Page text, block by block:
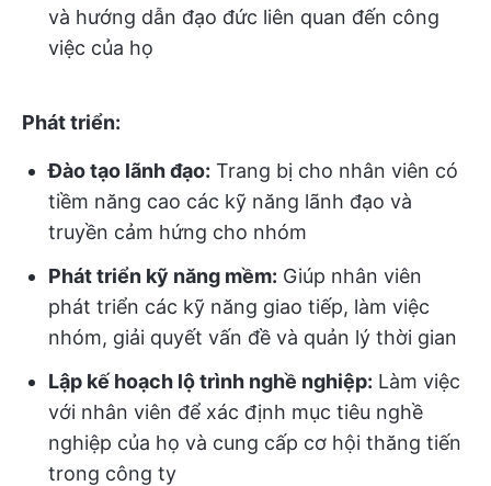
và hướng dẫn đạo đức liên quan đến công
việc của họ
Phát triển:
Đào tạo lãnh đạo: Trang bị cho nhân viên có
tiềm năng cao các kỹ năng lãnh đạo và
truyền cảm hứng cho nhóm
Phát triển kỹ năng mềm: Giúp nhân viên
phát triển các kỹ năng giao tiếp, làm việc
nhóm, giải quyết vấn đề và quản lý thời gian
Lập kế hoạch lộ trình nghề nghiệp: Làm việc
với nhân viên để xác định mục tiêu nghề
nghiệp của họ và cung cấp cơ hội thăng tiến
trong công ty